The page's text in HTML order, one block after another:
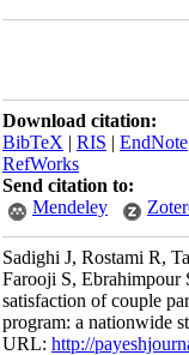
Download citation:
BibTeX|RIS|
RefWorks
Send citation to:
Mendeley
Sadighi J, Rostami R,
Farooji S,
satisfaction of couple
program: a nationwide
URL:http://